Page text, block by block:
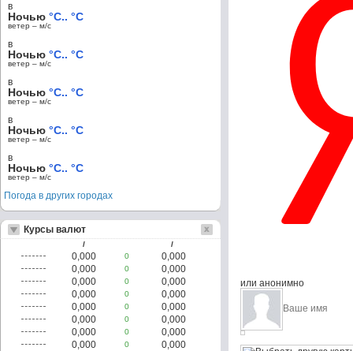
или анонимно
в
Ночью °C.. °C
ветер – м/c
в
Ночью °C.. °C
ветер – м/c
в
Ночью °C.. °C
ветер – м/c
в
Ночью °C.. °C
ветер – м/c
в
Ночью °C.. °C
ветер – м/c
Погода в других городах
Курсы валют
/ /
0,000 0
0,000
0,000
0
0,000
0,000
0
0,000
0,000
0
0,000
0,000
0
0,000
0,000
0
0,000
0,000
0
0,000
0,000
0
0,000